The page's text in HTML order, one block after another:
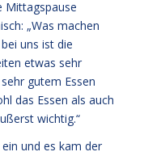
Mittagspause
„Was machen
uns ist die
etwas sehr
gutem Essen
das Essen als auch
wichtig.“
und es kam der